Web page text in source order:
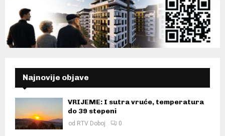
Najnovije objave
VRIJEME: I sutra vruće, temperatura
do 39 stepeni
od RTV Doboj 0